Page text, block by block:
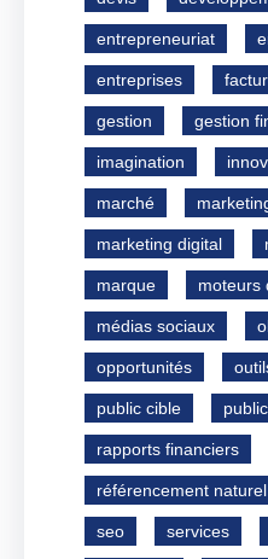
entrepreneuriat
entreprises
gestion gestion
imagination
marché
marketing digital
marque moteurs
médias sociaux
opportunités
public cible
rapports financiers
référencement naturel
seo services